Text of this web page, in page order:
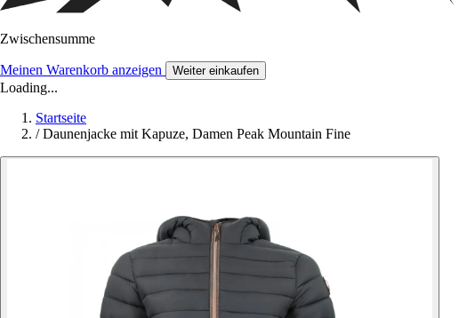
Zwischensumme
Meinen Warenkorb anzeigen Weiter einkaufen
Loading...
Startseite
/ Daunenjacke mit Kapuze, Damen Peak Mountain Fine